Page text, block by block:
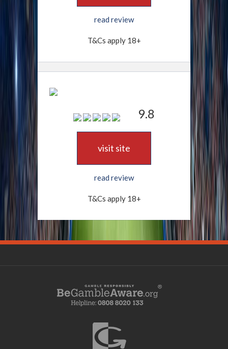
read review
T&Cs apply 18+
9.8
visit site
read review
T&Cs apply 18+